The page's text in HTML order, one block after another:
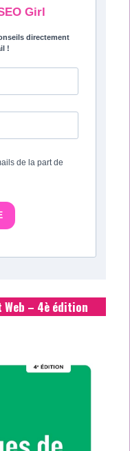
Girl
directement
!
de la part de
Web – 4è édition